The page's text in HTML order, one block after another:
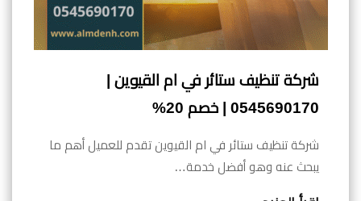
شركة تنظيف ستائر في ام القيوين |
0545690170 | خصم 20%
شركة تنظيف ستائر في ام القيوين تقدم للعميل أهم ما
يبحث عنه وهو أفضل خدمة…